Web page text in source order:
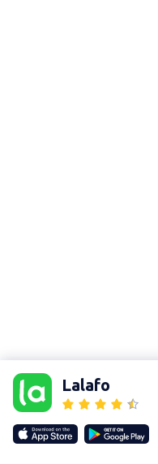
Lalafo
Our websites
lalafo.kg
lalafo.rs
lalafo.pl